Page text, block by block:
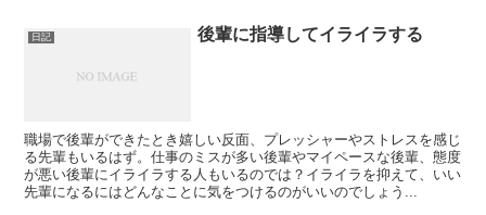
日記 後輩に指導してイライラする
職場で後輩ができたとき嬉しい反面、プレッシャーやストレスを感じ
る先輩もいるはず。仕事のミスが多い後輩やマイペースな後輩、態度
が悪い後輩にイライラする人もいるのでは？イライラを抑えて、いい
先輩になるにはどんなことに気をつけるのがいいのでしょう...